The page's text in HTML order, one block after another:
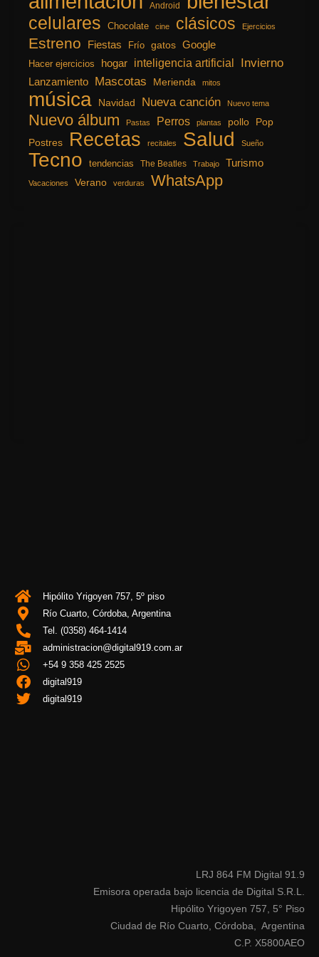
Android
celulares Chocolate cine clásicos Ejercicios
Estreno Fiestas Frío gatos Google
Hacer ejercicios hogar inteligencia artificial Invierno
Lanzamiento Mascotas Merienda mitos
música Navidad Nueva canción Nuevo tema
Nuevo álbum Pastas Perros plantas pollo
Pop
Postres
Recetas recitales Salud Sueño
Tecno tendencias The Beatles Trabajo Turismo
Vacaciones Verano verduras WhatsApp
Hipólito Yrigoyen 757, 5º piso
Río Cuarto, Córdoba, Argentina
Tel. (0358) 464-1414
administracion@digital919.com.ar
+54 9 358 425 2525
digital919
digital919
LRJ 864 FM Digital 91.9
Emisora operada bajo licencia de Digital S.R.L.
Hipólito Yrigoyen 757, 5° Piso
Ciudad de Río Cuarto, Córdoba, Argentina
C.P. X5800AEO